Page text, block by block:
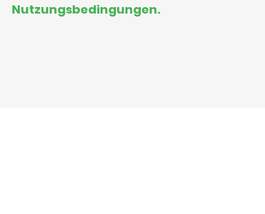
Nutzungsbedingungen.